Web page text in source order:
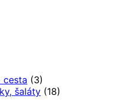
cesta (3)
šaláty (18)